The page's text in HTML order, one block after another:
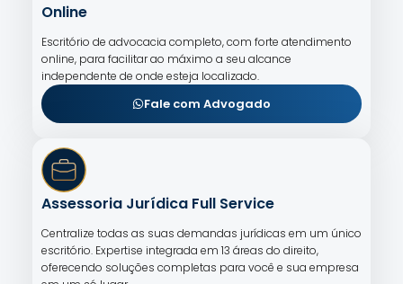
Online
Escritório de advocacia completo, com forte atendimento
online, para facilitar ao máximo a seu alcance
independente de onde esteja localizado.
Fale com Advogado
Assessoria Jurídica Full Service
Centralize todas as suas demandas jurídicas em um único
escritório. Expertise integrada em 13 áreas do direito,
oferecendo soluções completas para você e sua empresa